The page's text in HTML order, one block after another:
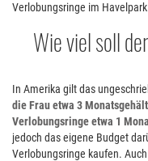
Verlobungsringe im
Wie viel soll
In Amerika gilt das
die Frau etwa 3
Verlobungsringe etwa 1
jedoch das eigene Budget
Verlobungsringe kaufen.